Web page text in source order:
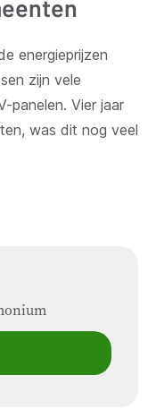
energieprijzen
zijn vele
panelen. Vier jaar
was dit nog veel